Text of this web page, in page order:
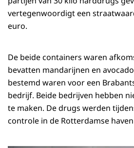
vertegenwoordigt een
euro.
De beide containers waren
bevatten mandarijnen en
bestemd waren voor een
bedrijf. Beide bedrijven hebben
te maken. De drugs werden
controle in de Rotterdamse